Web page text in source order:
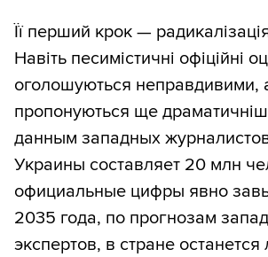
Її перший крок —
Навіть песимістичні офіційні
оголошуються неправдивими, а
пропонуються ще
данным западных
Украины составляет 20 млн
официальные цифры явно
2035 года, по прогнозам
экспертов, в стране